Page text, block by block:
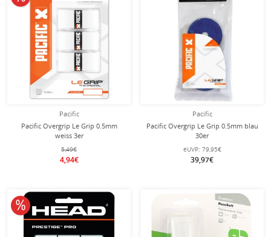
Pacific
Pacific Overgrip Le Grip 0.5mm
weiss 3er
5,49€
4,94€
Pacific
Pacific Overgrip Le Grip 0.5mm blau
30er
eUVP: 79,95€
39,97€
10% reduziert